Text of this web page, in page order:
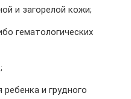
и загорелой кожи;
гематологических
и грудного